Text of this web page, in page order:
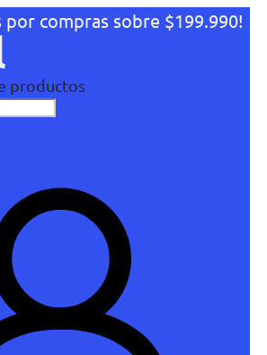
por compras sobre $199.990!
productos